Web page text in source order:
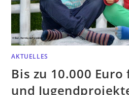
AKTUELLES
Bis zu 10.000
und